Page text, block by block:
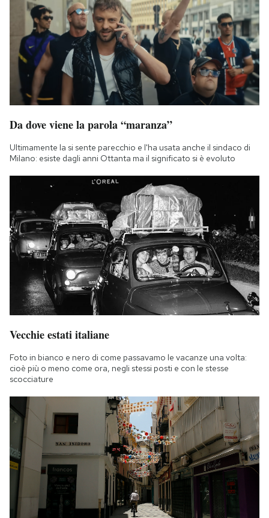
Da dove viene la parola “maranza”
Ultimamente la si sente parecchio e l'ha usata anche il sindaco di
Milano: esiste dagli anni Ottanta ma il significato si è evoluto
Vecchie estati italiane
Foto in bianco e nero di come passavamo le vacanze una volta:
cioè più o meno come ora, negli stessi posti e con le stesse
scocciature